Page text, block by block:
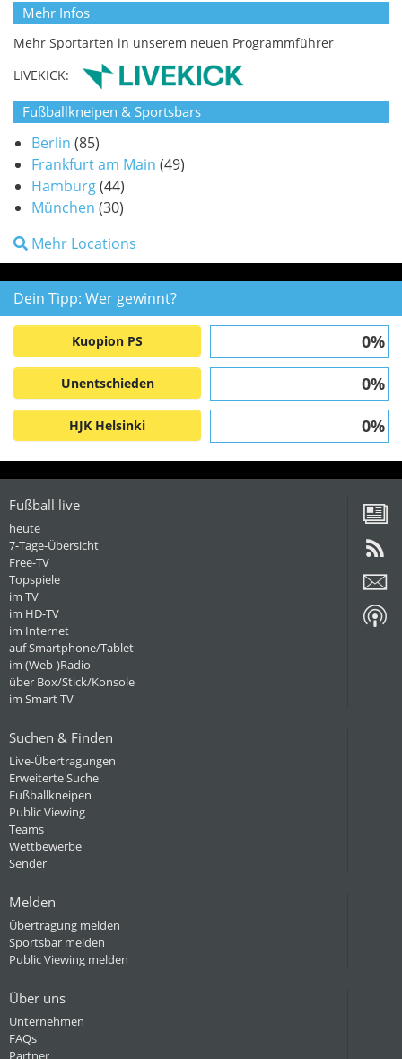
Mehr Infos
Mehr Sportarten in unserem neuen Programmführer
LIVEKICK:
Fußballkneipen & Sportsbars
Berlin (85)
Frankfurt am Main (49)
Hamburg(44)
München (30)
Mehr Locations
Dein Tipp: Wer gewinnt?
Kuopion PS 0%
Unentschieden 0%
HJK Helsinki 0%
Fußball live
heute
7-Tage-Übersicht
Free-TV
Topspiele
im TV
im HD-TV
im Internet
auf Smartphone/Tablet
im (Web-)Radio
über Box/Stick/Konsole
im Smart TV
Suchen & Finden
Live-Übertragungen
Erweiterte Suche
Fußballkneipen
Public Viewing
Teams
Wettbewerbe
Sender
Melden
Übertragung melden
Sportsbar melden
Public Viewing melden
Über uns
Unternehmen
FAQs
Partner